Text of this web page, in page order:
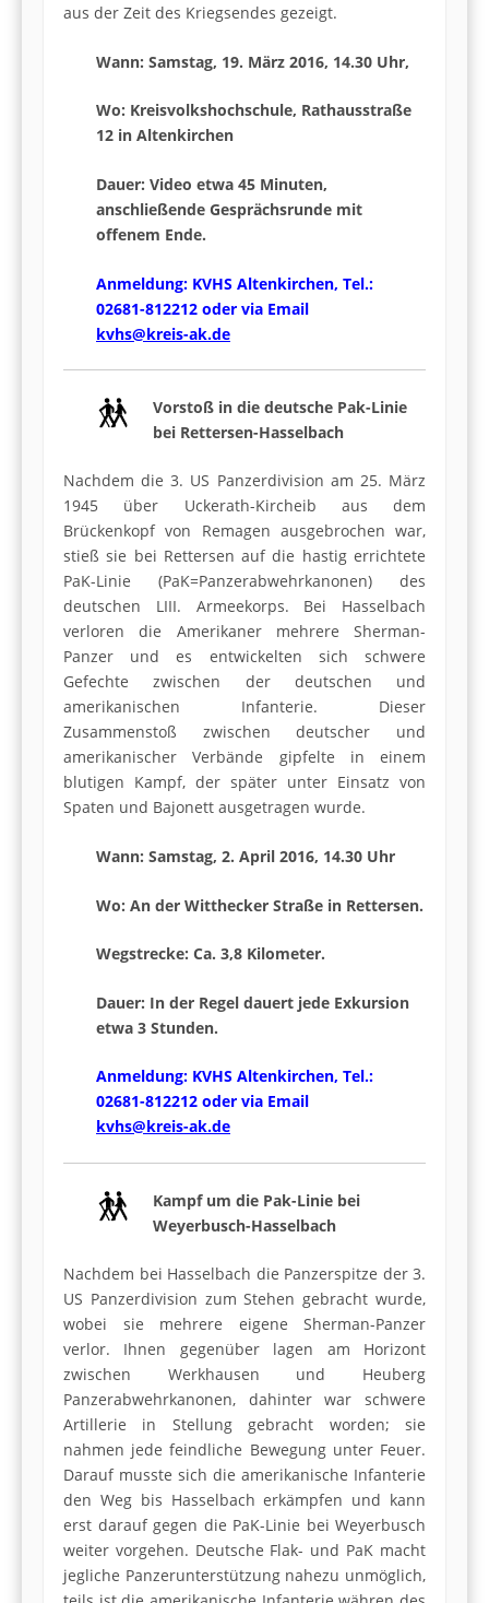
aus der Zeit des Kriegsendes gezeigt.
Wann: Samstag, 19. März 2016, 14.30 Uhr,
Wo: Kreisvolkshochschule, Rathausstraße
12 in Altenkirchen
Dauer: Video etwa 45 Minuten,
anschließende Gesprächsrunde mit
offenem Ende.
Anmeldung: KVHS Altenkirchen, Tel.:
02681-812212 oder via Email
kvhs@kreis-ak.de
Vorstoß in die deutsche Pak-Linie
bei Rettersen-Hasselbach
Nachdem die 3. US Panzerdivision am 25. März
1945 über Uckerath-Kircheib aus dem
Brückenkopf von Remagen ausgebrochen war,
stieß sie bei Rettersen auf die hastig errichtete
PaK-Linie (PaK=Panzerabwehrkanonen) des
deutschen LIII. Armeekorps. Bei Hasselbach
verloren die Amerikaner mehrere Sherman-
Panzer und es entwickelten sich schwere
Gefechte zwischen der deutschen und
amerikanischen Infanterie. Dieser
Zusammenstoß zwischen deutscher und
amerikanischer Verbände gipfelte in einem
blutigen Kampf, der später unter Einsatz von
Spaten und Bajonett ausgetragen wurde.
Wann: Samstag, 2. April 2016, 14.30 Uhr
Wo: An der Witthecker Straße in Rettersen.
Wegstrecke: Ca. 3,8 Kilometer.
Dauer: In der Regel dauert jede Exkursion
etwa 3 Stunden.
Anmeldung: KVHS Altenkirchen, Tel.:
02681-812212 oder via Email
kvhs@kreis-ak.de
Kampf um die Pak-Linie bei
Weyerbusch-Hasselbach
Nachdem bei Hasselbach die Panzerspitze der 3.
US Panzerdivision zum Stehen gebracht wurde,
wobei sie mehrere eigene Sherman-Panzer
verlor. Ihnen gegenüber lagen am Horizont
zwischen Werkhausen und Heuberg
Panzerabwehrkanonen, dahinter war schwere
Artillerie in Stellung gebracht worden; sie
nahmen jede feindliche Bewegung unter Feuer.
Darauf musste sich die amerikanische Infanterie
den Weg bis Hasselbach erkämpfen und kann
erst darauf gegen die PaK-Linie bei Weyerbusch
weiter vorgehen. Deutsche Flak- und PaK macht
jegliche Panzerunterstützung nahezu unmöglich,